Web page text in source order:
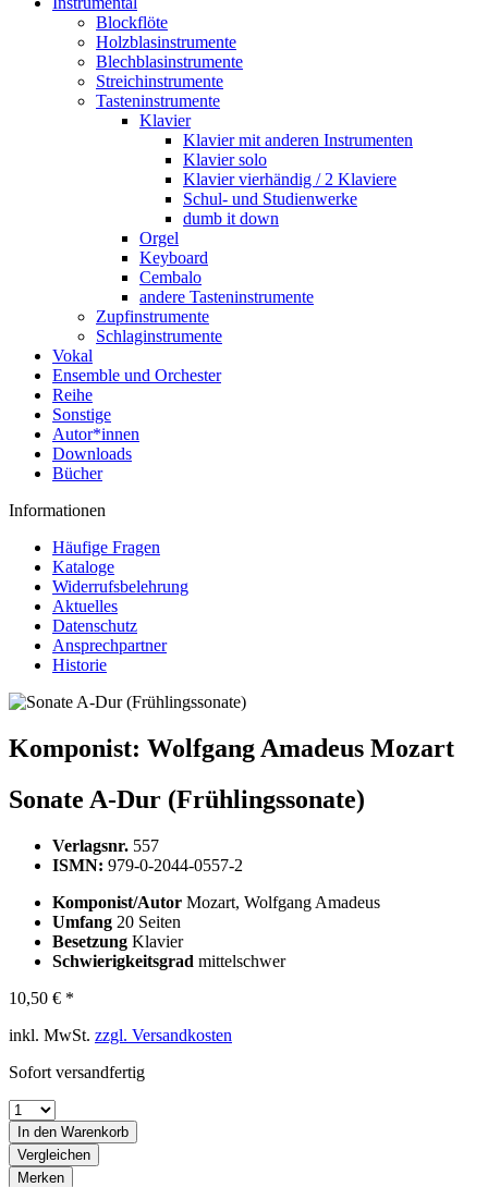
Blockflöte
Holzblasinstrumente
Blechblasinstrumente
Streichinstrumente
Tasteninstrumente
Klavier
Klavier mit anderen Instrumenten
Klavier solo
Klavier vierhändig / 2 Klaviere
Schul- und Studienwerke
dumb it down
Orgel
Keyboard
Cembalo
andere Tasteninstrumente
Zupfinstrumente
Schlaginstrumente
Vokal
Ensemble und Orchester
Reihe
Sonstige
Autor*innen
Downloads
Bücher
Informationen
Häufige Fragen
Kataloge
Widerrufsbelehrung
Aktuelles
Datenschutz
Ansprechpartner
Historie
Komponist: Wolfgang Amadeus Mozart
Sonate A-Dur (Frühlingssonate)
Verlagsnr. 557
ISMN: 979-0-2044-0557-2
Komponist/Autor Mozart, Wolfgang Amadeus
Umfang 20 Seiten
Besetzung Klavier
Schwierigkeitsgrad mittelschwer
10,50 € *
inkl. MwSt. zzgl. Versandkosten
Sofort versandfertig
In den Warenkorb
Vergleichen
Merken